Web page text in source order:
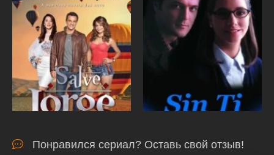
Понравился сериал? Оставь свой отзыв!